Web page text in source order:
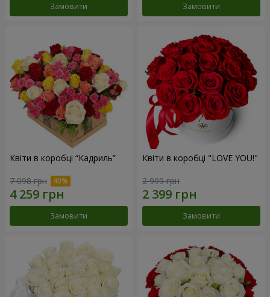
Замовити Замовити
Квіти в коробці “Кадриль”
7 098 грн
Замовити
Квіти в коробці "LOVE YOU!"
2 999 грн
Замовити